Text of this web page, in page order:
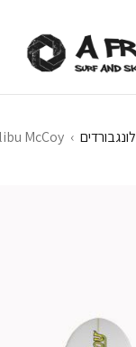
לונגבורדים ›
McCoy